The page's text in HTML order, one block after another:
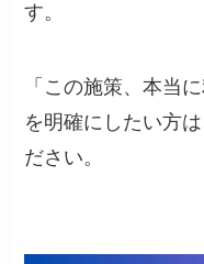
す。
「この施策、本当
を明確にしたい方
ださい。